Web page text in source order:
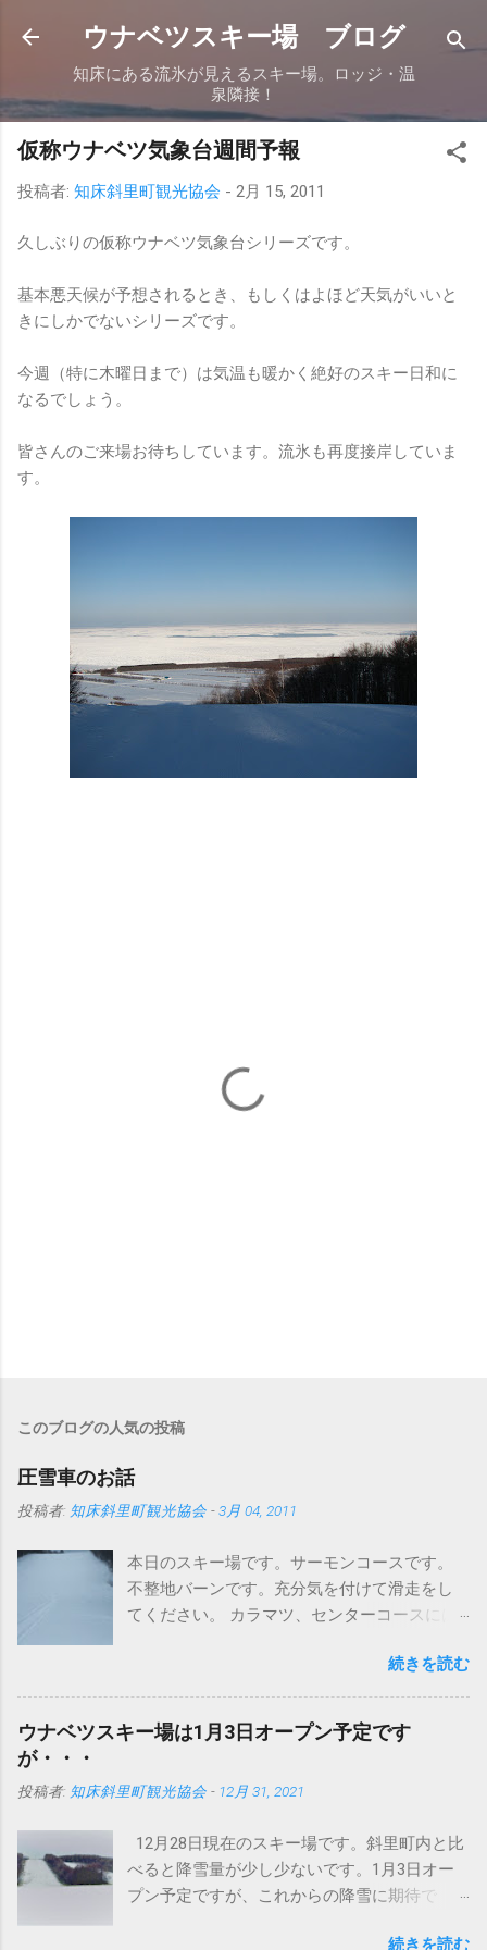
スキップしてメイン コンテンツに移動
ウナベツスキー場 ブログ
知床にある流氷が見えるスキー場。ロッジ・温
泉隣接！
仮称ウナベツ気象台週間予報
投稿者: 知床斜里町観光協会 - 2月 15, 2011
久しぶりの仮称ウナベツ気象台シリーズです。
基本悪天候が予想されるとき、もしくはよほど天気がいいと
きにしかでないシリーズです。
今週（特に木曜日まで）は気温も暖かく絶好のスキー日和に
なるでしょう。
皆さんのご来場お待ちしています。流氷も再度接岸していま
す。
このブログの人気の投稿
圧雪車のお話
投稿者: 知床斜里町観光協会 -3月 04, 2011
本日のスキー場です。サーモンコースです。
不整地バーンです。充分気を付けて滑走をし
てください。 カラマツ、センターコースには
写真をどうぞ タイヤが地形に合わせて滑らか
に動いています。おかげでドンという振動が
なくなりました。 今までは、登ったら車体ご
と空に向かって、頂点から今度は地面にドン
います。しっかり接地面をとらえてるという
のメーカーもこんなの当たり前かもしれませ
んが・・・ このブログで何回か紹介していま
すが、イタリアプリノート社製バイソンＸ
続きを読む
ウナベツスキー場は1月3日オープン予定です
が・・・
投稿者: 知床斜里町観光協会 - 12月 31, 2021
12月28日現在のスキー場です。斜里町内と比
べると降雪量が少し少ないです。1月3日オー
プン予定ですが、これからの降雪に期待で
続きを読む